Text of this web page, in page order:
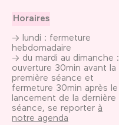
Horaires
→ lundi : fermeture
hebdomadaire
→ du mardi au dimanche :
ouverture 30min avant la
première séance et
fermeture 30min après le
lancement de la dernière
séance, se reporter à
notre agenda